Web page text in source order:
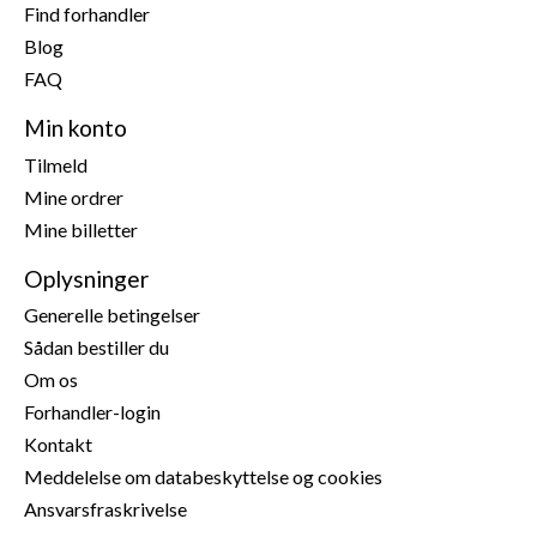
Producent:Gallagher Europe B.V., Bornholmstraat 62a,
9723 AZ Groningen, Holland,
Find forhandler
Blog
FAQ
Min konto
Tilmeld
Mine ordrer
Mine billetter
Oplysninger
Generelle betingelser
Sådan bestiller du
Om os
Forhandler-login
Kontakt
Meddelelse om databeskyttelse og cookies
Ansvarsfraskrivelse